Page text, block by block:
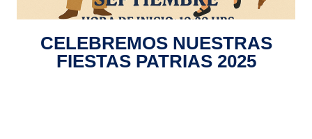
CELEBREMOS NUESTRAS
FIESTAS PATRIAS 2025